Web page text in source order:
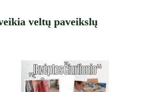
veltų paveikslų